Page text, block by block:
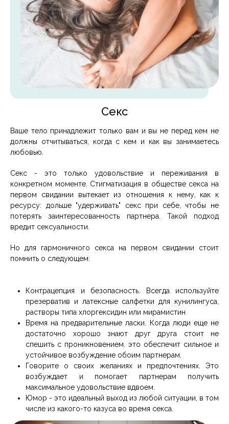
Секс
Ваше тело принадлежит только вам и вы не перед кем не
должны отчитываться, когда с кем и как вы занимаетесь
любовью.
Секс - это только удовольствие и переживания в
конкретном моменте. Стигматизация в обществе секса на
первом свидании вытекает из отношения к нему, как к
ресурсу: дольше "удерживать" секс при себе, чтобы не
потерять заинтересованность партнера. Такой подход
вредит сексуальности.
Но для гармоничного секса на первом свидании стоит
помнить о следующем:
Контрацепция и безопасность. Всегда используйте
презерватив и латексные салфетки для кунилингуса,
растворы типа хлоргексидин или мирамистин
Время на предварительные ласки. Когда люди еще не
достаточно хорошо знают друг друга стоит не
спешить с проникновением. это обеспечит сильное и
устойчивое возбуждение обоим партнерам.
Говорите о своих желаниях и предпочтениях. Это
возбуждает и помогает партнерам получить
максимальное удовольствие вдвоем.
Юмор - это идеальный выход из любой ситуации, в том
числе из какого-то казуса во время секса.